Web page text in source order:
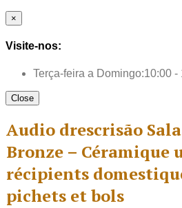
×
Visite-nos:
Terça-feira a Domingo:10:00 -
Close
Audio drescrisão
Bronze –
récipients
pichets et bols